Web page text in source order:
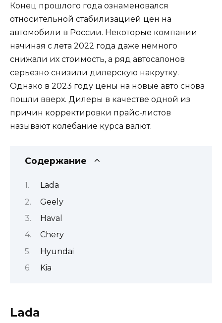
Конец прошлого года ознаменовался
относительной стабилизацией цен на
автомобили в России. Некоторые компании
начиная с лета 2022 года даже немного
снижали их стоимость, а ряд автосалонов
серьезно снизили дилерскую накрутку.
Однако в 2023 году цены на новые авто снова
пошли вверх. Дилеры в качестве одной из
причин корректировки прайс-листов
называют колебание курса валют.
Содержание
Lada
Geely
Haval
Chery
Hyundai
Kia
Lada